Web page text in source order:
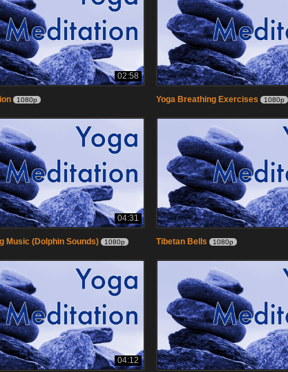
02:58
1080p Yoga Breathing Exercises 1080p
04:31
Music (Dolphin Sounds) 1080p Tibetan Bells 1080p
04:12